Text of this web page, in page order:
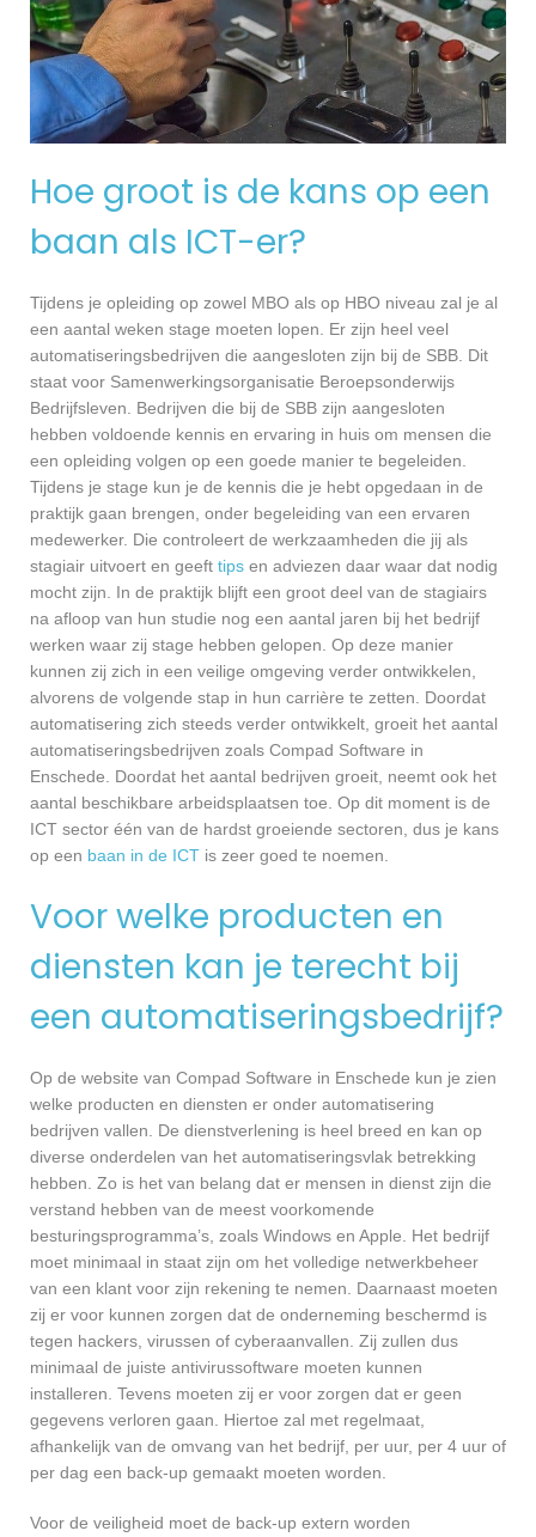
Hoe groot is de kans op een
baan als ICT-er?
Tijdens je opleiding op zowel MBO als op HBO niveau zal je al
een aantal weken stage moeten lopen. Er zijn heel veel
automatiseringsbedrijven die aangesloten zijn bij de SBB. Dit
staat voor Samenwerkingsorganisatie Beroepsonderwijs
Bedrijfsleven. Bedrijven die bij de SBB zijn aangesloten
hebben voldoende kennis en ervaring in huis om mensen die
een opleiding volgen op een goede manier te begeleiden.
Tijdens je stage kun je de kennis die je hebt opgedaan in de
praktijk gaan brengen, onder begeleiding van een ervaren
medewerker. Die controleert de werkzaamheden die jij als
stagiair uitvoert en geeft tips en adviezen daar waar dat nodig
mocht zijn. In de praktijk blijft een groot deel van de stagiairs
na afloop van hun studie nog een aantal jaren bij het bedrijf
werken waar zij stage hebben gelopen. Op deze manier
kunnen zij zich in een veilige omgeving verder ontwikkelen,
alvorens de volgende stap in hun carrière te zetten. Doordat
automatisering zich steeds verder ontwikkelt, groeit het aantal
automatiseringsbedrijven zoals Compad Software in
Enschede. Doordat het aantal bedrijven groeit, neemt ook het
aantal beschikbare arbeidsplaatsen toe. Op dit moment is de
ICT sector één van de hardst groeiende sectoren, dus je kans
op een baan in de ICT is zeer goed te noemen.
Voor welke producten en
diensten kan je terecht bij
een automatiseringsbedrijf?
Op de website van Compad Software in Enschede kun je zien
welke producten en diensten er onder automatisering
bedrijven vallen. De dienstverlening is heel breed en kan op
diverse onderdelen van het automatiseringsvlak betrekking
hebben. Zo is het van belang dat er mensen in dienst zijn die
verstand hebben van de meest voorkomende
besturingsprogramma’s, zoals Windows en Apple. Het bedrijf
moet minimaal in staat zijn om het volledige netwerkbeheer
van een klant voor zijn rekening te nemen. Daarnaast moeten
zij er voor kunnen zorgen dat de onderneming beschermd is
tegen hackers, virussen of cyberaanvallen. Zij zullen dus
minimaal de juiste antivirussoftware moeten kunnen
installeren. Tevens moeten zij er voor zorgen dat er geen
gegevens verloren gaan. Hiertoe zal met regelmaat,
afhankelijk van de omvang van het bedrijf, per uur, per 4 uur of
per dag een back-up gemaakt moeten worden.
Voor de veiligheid moet de back-up extern worden